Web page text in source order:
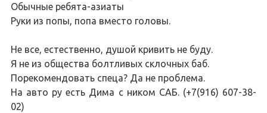
Обычные ребята-азиаты
Руки из попы, попа вместо головы.
Не все, естественно, душой кривить не буду.
Я не из общества болтливых склочных баб.
Порекомендовать спеца? Да не проблема.
На авто ру есть Дима с ником САБ. (+7(916) 607-38-
02)